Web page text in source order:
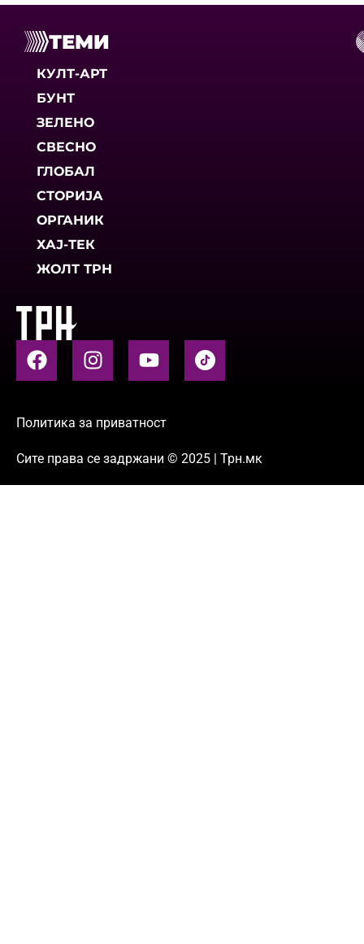
ТЕМИ
КУЛТ-АРТ
БУНТ
ЗЕЛЕНО
СВЕСНО
ГЛОБАЛ
СТОРИЈА
ОРГАНИК
ХАЈ-ТЕК
ЖОЛТ ТРН
Политика за приватност
Сите права се задржани © 2025 | Трн.мк